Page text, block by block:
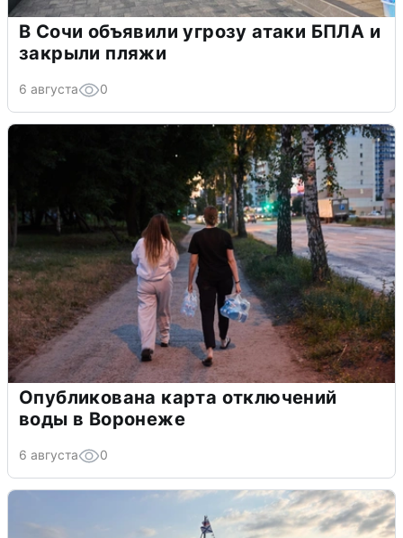
В Сочи объявили угрозу атаки БПЛА и
закрыли пляжи
6 августа 0
Опубликована карта отключений
воды в Воронеже
6 августа 0